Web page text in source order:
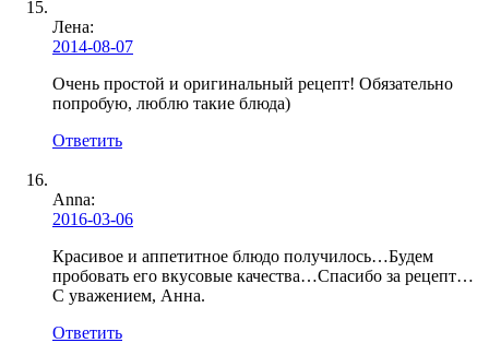
Лена:
2014-08-07
Очень простой и оригинальный рецепт! Обязательно
попробую, люблю такие блюда)
Ответить
Anna:
2016-03-06
Красивое и аппетитное блюдо получилось…Будем
пробовать его вкусовые качества…Спасибо за рецепт…
С уважением, Анна.
Ответить